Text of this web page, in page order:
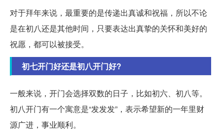
对于拜年来说，最重要的是传递出真诚和祝福，所以不论
是在初八还是其他时间，只要表达出真挚的关怀和美好的
祝愿，都可以被接受。
初七开门好还是初八开门好?
一般来说，开门会选择双数的日子，比如初六、初八等。
初八开门有一个寓意是“发发发”，表示希望新的一年里财
源广进，事业顺利。